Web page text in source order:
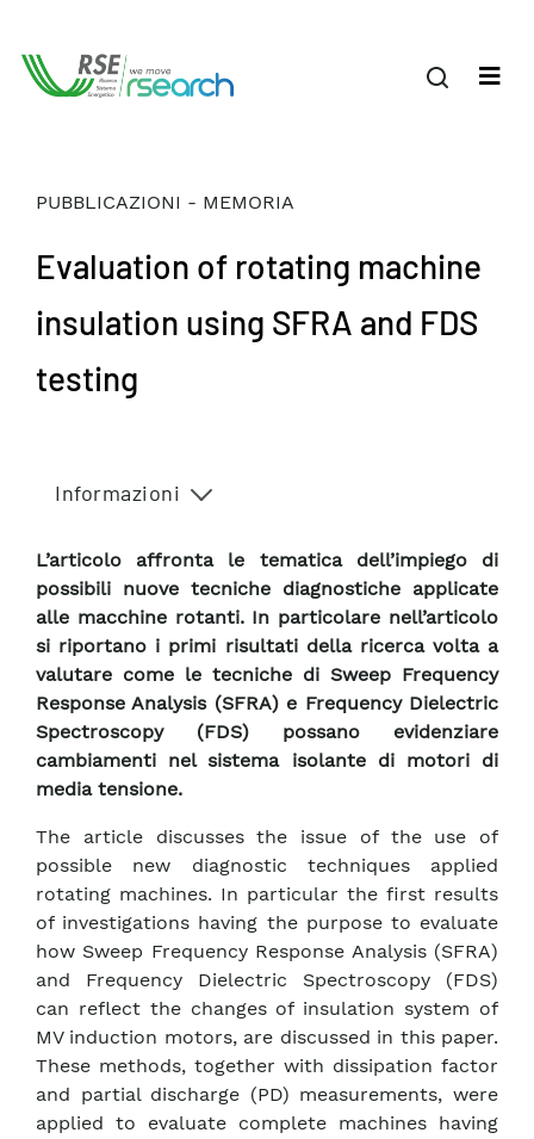
PUBBLICAZIONI - MEMORIA
Evaluation of rotating machine
insulation using SFRA and FDS
testing
Informazioni
L’articolo affronta le tematica dell’impiego di
possibili nuove tecniche diagnostiche applicate
alle macchine rotanti. In particolare nell’articolo
si riportano i primi risultati della ricerca volta a
valutare come le tecniche di Sweep Frequency
Response Analysis (SFRA) e Frequency Dielectric
Spectroscopy (FDS) possano evidenziare
cambiamenti nel sistema isolante di motori di
media tensione.
The article discusses the issue of the use of
possible new diagnostic techniques applied
rotating machines. In particular the first results
of investigations having the purpose to evaluate
how Sweep Frequency Response Analysis (SFRA)
and Frequency Dielectric Spectroscopy (FDS)
can reflect the changes of insulation system of
MV induction motors, are discussed in this paper.
These methods, together with dissipation factor
and partial discharge (PD) measurements, were
applied to evaluate complete machines having